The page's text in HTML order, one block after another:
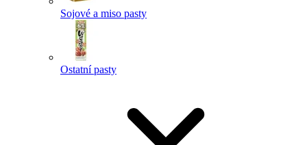
Sojové a miso pasty
Ostatní pasty